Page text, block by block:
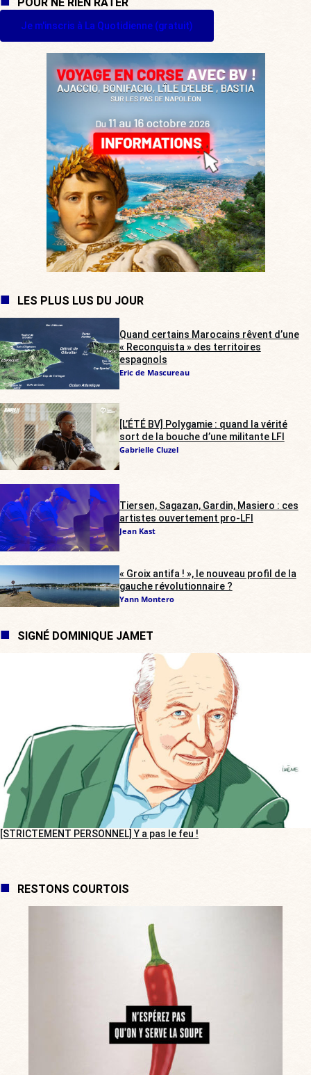
Je m'inscris à La Quotidienne (gratuit)
LES PLUS LUS DU JOUR
Quand certains Marocains rêvent d’une
« Reconquista » des territoires
espagnols
Eric de Mascureau
[L’ÉTÉ BV] Polygamie : quand la vérité
sort de la bouche d’une militante LFI
Gabrielle Cluzel
Tiersen, Sagazan, Gardin, Masiero : ces
artistes ouvertement pro-LFI
Jean Kast
« Groix antifa ! », le nouveau profil de la
gauche révolutionnaire ?
Yann Montero
SIGNÉ DOMINIQUE JAMET
[STRICTEMENT PERSONNEL] Y a pas le feu !
RESTONS COURTOIS